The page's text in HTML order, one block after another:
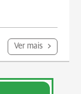
Ver mais